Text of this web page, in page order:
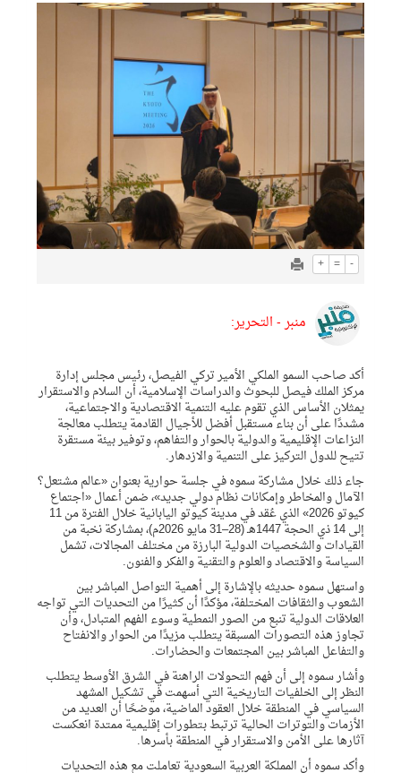
+ = -
منبر - التحرير:
أكد صاحب السمو الملكي الأمير تركي الفيصل، رئيس مجلس إدارة
مركز الملك فيصل للبحوث والدراسات الإسلامية، أن السلام والاستقرار
يمثلان الأساس الذي تقوم عليه التنمية الاقتصادية والاجتماعية،
مشددًا على أن بناء مستقبل أفضل للأجيال القادمة يتطلب معالجة
النزاعات الإقليمية والدولية بالحوار والتفاهم، وتوفير بيئة مستقرة
تتيح للدول التركيز على التنمية والازدهار.
جاء ذلك خلال مشاركة سموه في جلسة حوارية بعنوان «عالم مشتعل؟
الآمال والمخاطر وإمكانات نظام دولي جديد»، ضمن أعمال «اجتماع
كيوتو 2026» الذي عُقد في مدينة كيوتو اليابانية خلال الفترة من 11
إلى 14 ذي الحجة 1447هـ (28–31 مايو 2026م)، بمشاركة نخبة من
القيادات والشخصيات الدولية البارزة من مختلف المجالات، تشمل
السياسة والاقتصاد والعلوم والتقنية والفكر والفنون.
واستهل سموه حديثه بالإشارة إلى أهمية التواصل المباشر بين
الشعوب والثقافات المختلفة، مؤكدًا أن كثيرًا من التحديات التي تواجه
العلاقات الدولية تنبع من الصور النمطية وسوء الفهم المتبادل، وأن
تجاوز هذه التصورات المسبقة يتطلب مزيدًا من الحوار والانفتاح
والتفاعل المباشر بين المجتمعات والحضارات.
وأشار سموه إلى أن فهم التحولات الراهنة في الشرق الأوسط يتطلب
النظر إلى الخلفيات التاريخية التي أسهمت في تشكيل المشهد
السياسي في المنطقة خلال العقود الماضية، موضحًا أن العديد من
الأزمات والتوترات الحالية ترتبط بتطورات إقليمية ممتدة انعكست
آثارها على الأمن والاستقرار في المنطقة بأسرها.
وأكد سموه أن المملكة العربية السعودية تعاملت مع هذه التحديات